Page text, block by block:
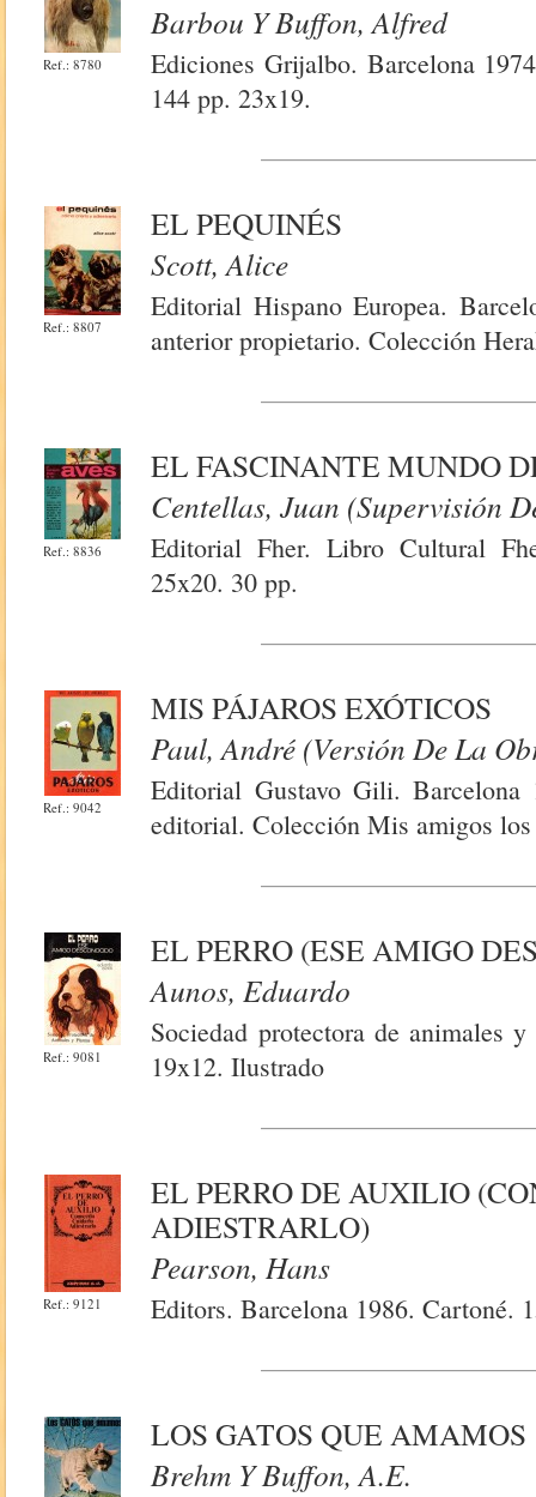
Ref.: 8780
Barbou Y Buffon, Alfred
Ediciones Grijalbo. Barcelona
144 pp. 23x19.
Ref.: 8807
EL PEQUINÉS
Scott, Alice
Editorial Hispano Europea.
anterior propietario. Colección
Ref.: 8836
EL FASCINANTE MUNDO
Centellas, Juan (Supervisión
Editorial Fher. Libro Cultural
25x20. 30 pp.
Ref.: 9042
MIS PÁJAROS EXÓTICOS
Paul, André (Versión De La
Editorial Gustavo Gili.
editorial. Colección Mis amigos
Ref.: 9081
EL PERRO (ESE AMIGO
Aunos, Eduardo
Sociedad protectora de animales
19x12. Ilustrado
Ref.: 9121
EL PERRO DE AUXILIO
ADIESTRARLO)
Pearson, Hans
Editors. Barcelona 1986. Cartoné.
LOS GATOS QUE AMAMOS
Brehm Y Buffon, A.e.